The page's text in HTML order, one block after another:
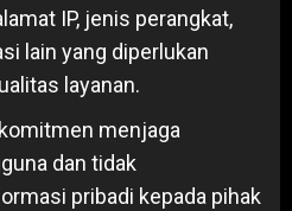
IP, jenis perangkat,
lain yang diperlukan
layanan.
menjaga
dan tidak
pribadi kepada pihak